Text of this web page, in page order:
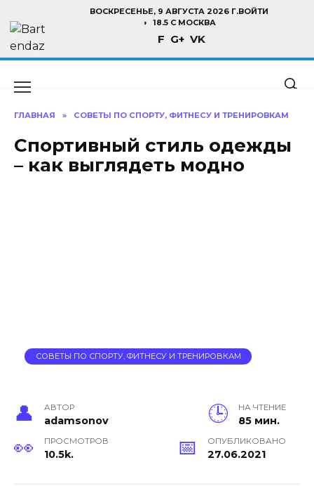
содержанию
ВОСКРЕСЕНЬЕ, 9 АВГУСТА 2026 Г.ВОЙТИ
18.5 C МОСКВА
F G+ VK
ГЛАВНАЯ » СОВЕТЫ ПО СПОРТУ, ФИТНЕСУ И ТРЕНИРОВКАМ
Спортивный стиль одежды
– как выглядеть модно
СОВЕТЫ ПО СПОРТУ, ФИТНЕСУ И ТРЕНИРОВКАМ
АВТОР
adamsonov
НА ЧТЕНИЕ
85 мин.
ПРОСМОТРОВ
10.5k.
ОПУБЛИКОВАНО
27.06.2021